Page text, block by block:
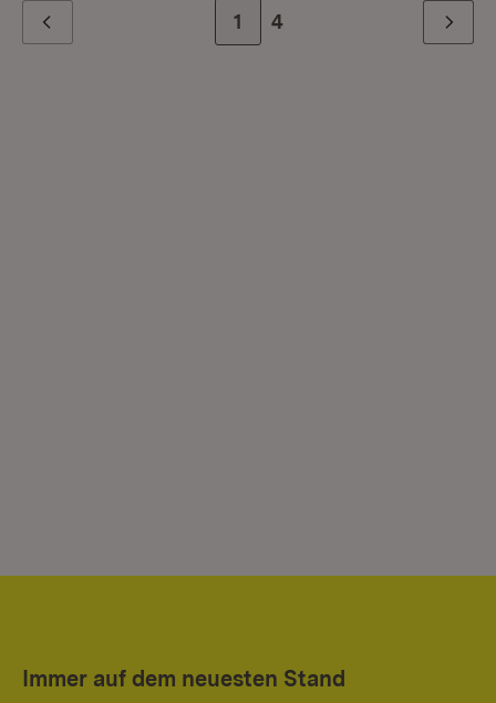
Zur Seite
1 Zur letzten Seite
4 Weiter
Immer auf dem neuesten Stand